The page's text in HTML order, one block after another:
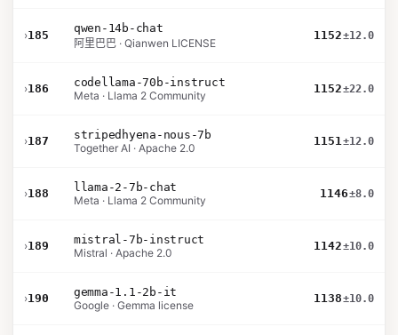
›185
qwen-14b-chat
阿里巴巴 · Qianwen LICENSE
1152±12.0
›186
codellama-70b-instruct
Meta · Llama 2 Community
1152±22.0
›187
stripedhyena-nous-7b
Together AI · Apache 2.0
1151±12.0
›188
llama-2-7b-chat
Meta · Llama 2 Community
1146±8.0
›189
mistral-7b-instruct
Mistral · Apache 2.0
1142±10.0
›190
gemma-1.1-2b-it
Google · Gemma license
1138±10.0